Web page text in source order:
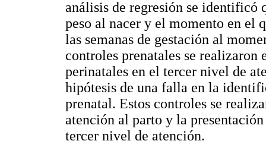
análisis de regresión se identificó
peso al nacer y el momento en el
las semanas de gestación al
controles prenatales se
perinatales en el tercer nivel de
hipótesis de una falla en la
prenatal. Estos controles se
atención al parto y la
tercer nivel de atención.